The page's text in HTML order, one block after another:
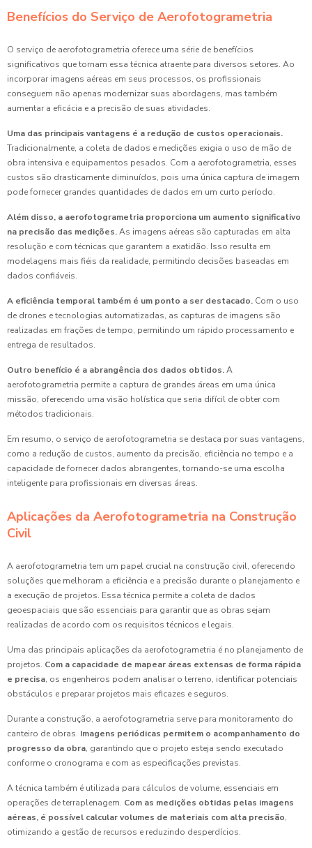
Benefícios do Serviço de Aerofotogrametria
O serviço de aerofotogrametria oferece uma série de benefícios
significativos que tornam essa técnica atraente para diversos setores. Ao
incorporar imagens aéreas em seus processos, os profissionais
conseguem não apenas modernizar suas abordagens, mas também
aumentar a eficácia e a precisão de suas atividades.
Uma das principais vantagens é a redução de custos operacionais.
Tradicionalmente, a coleta de dados e medições exigia o uso de mão de
obra intensiva e equipamentos pesados. Com a aerofotogrametria, esses
custos são drasticamente diminuídos, pois uma única captura de imagem
pode fornecer grandes quantidades de dados em um curto período.
Além disso, a aerofotogrametria proporciona um aumento significativo
na precisão das medições.As imagens aéreas são capturadas em alta
resolução e com técnicas que garantem a exatidão. Isso resulta em
modelagens mais fiéis da realidade, permitindo decisões baseadas em
dados confiáveis.
A eficiência temporal também é um ponto a ser destacado. Com o uso
de drones e tecnologias automatizadas, as capturas de imagens são
realizadas em frações de tempo, permitindo um rápido processamento e
entrega de resultados.
Outro benefício é a abrangência dos dados obtidos.A
aerofotogrametria permite a captura de grandes áreas em uma única
missão, oferecendo uma visão holística que seria difícil de obter com
métodos tradicionais.
Em resumo, o serviço de aerofotogrametria se destaca por suas vantagens,
como a redução de custos, aumento da precisão, eficiência no tempo e a
capacidade de fornecer dados abrangentes, tornando-se uma escolha
inteligente para profissionais em diversas áreas.
Aplicações da Aerofotogrametria na Construção
Civil
A aerofotogrametria tem um papel crucial na construção civil, oferecendo
soluções que melhoram a eficiência e a precisão durante o planejamento e
a execução de projetos. Essa técnica permite a coleta de dados
geoespaciais que são essenciais para garantir que as obras sejam
realizadas de acordo com os requisitos técnicos e legais.
Uma das principais aplicações da aerofotogrametria é no planejamento de
projetos. Com a capacidade de mapear áreas extensas de forma rápida
e precisa, os engenheiros podem analisar o terreno, identificar potenciais
obstáculos e preparar projetos mais eficazes e seguros.
Durante a construção, a aerofotogrametria serve para monitoramento do
canteiro de obras. Imagens periódicas permitem o acompanhamento do
progresso da obra, garantindo que o projeto esteja sendo executado
conforme o cronograma e com as especificações previstas.
A técnica também é utilizada para cálculos de volume, essenciais em
operações de terraplenagem. Com as medições obtidas pelas imagens
aéreas, é possível calcular volumes de materiais com alta precisão,
otimizando a gestão de recursos e reduzindo desperdícios.